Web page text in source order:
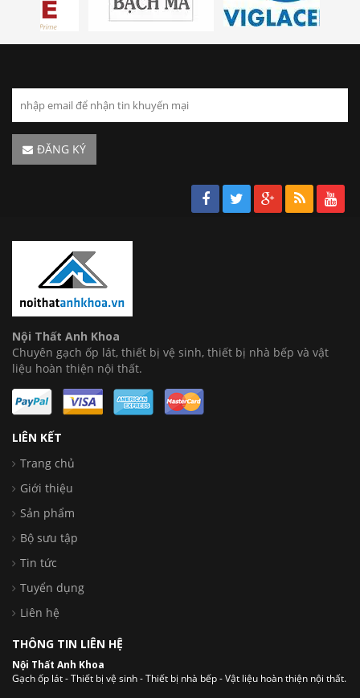
ĐĂNG KÝ
Nội Thất Anh Khoa
Chuyên gạch ốp lát, thiết bị vệ sinh, thiết bị nhà bếp và vật
liệu hoàn thiện nội thất.
LIÊN KẾT
Trang chủ
Giới thiệu
Sản phẩm
Bộ sưu tập
Tin tức
Tuyển dụng
Liên hệ
THÔNG TIN LIÊN HỆ
Nội Thất Anh Khoa
Gạch ốp lát - Thiết bị vệ sinh - Thiết bị nhà bếp - Vật liệu hoàn thiện nội thất.